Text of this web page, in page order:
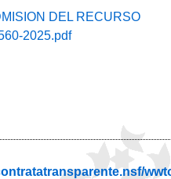
DEL RECURSO
2025.pdf